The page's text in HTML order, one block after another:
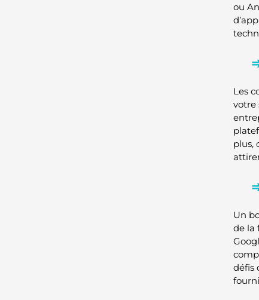
ou
Les
votre
plus,
Un
de la
défis